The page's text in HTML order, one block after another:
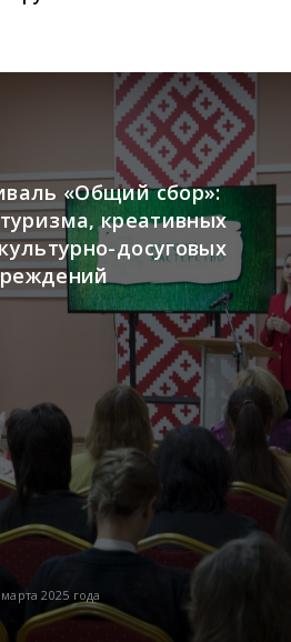
2025 года
«Общий сбор»:
креативных
досуговых